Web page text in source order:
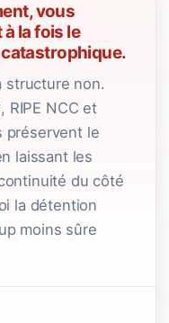
vous
la fois le
structure non.
RIPE NCC et
préservent le
laissant les
du côté
la détention
moins sûre